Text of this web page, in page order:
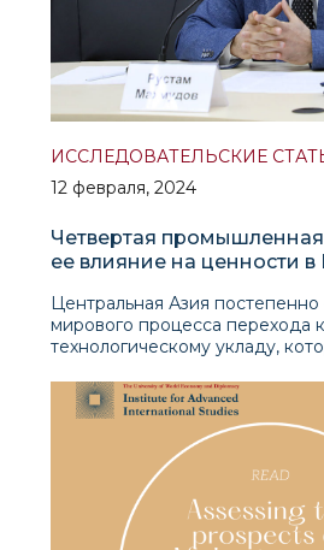
ИССЛЕДОВАТЕЛЬСКИЕ
12 февраля, 2024
Четвертая
ее влияние на ценности
Центральная Азия постепенно
мирового процесса перехода
технологическому укладу,
(ЧПР). Наиболее активно этот
Узбекистане и Казахстане,